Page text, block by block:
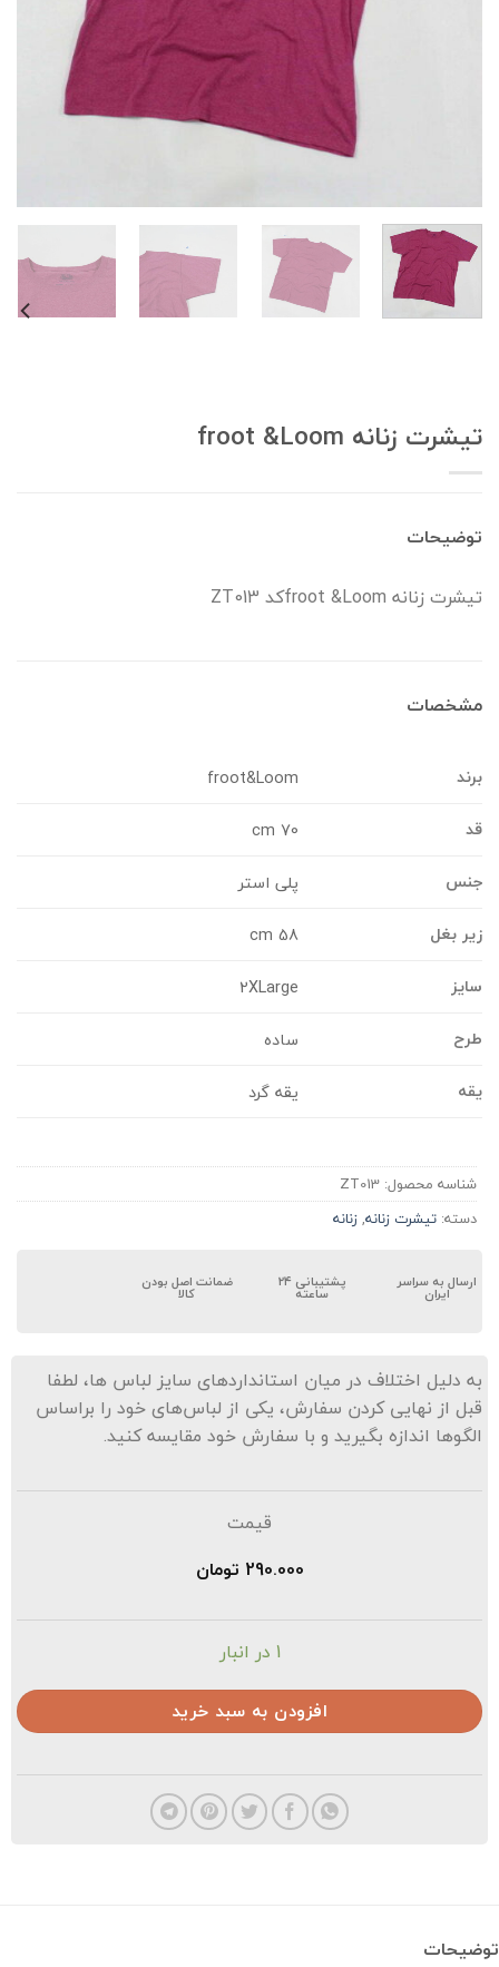
تیشرت زنانه froot &Loom
توضیحات
تیشرت زنانه froot &Loomکد ZT013
مشخصات
برند
froot&Loom
جنس
پلی استر
زیر بغل
58 cm
سایز
2XLarge
طرح
ساده
یقه
یقه گرد
شناسه محصول:ZT013
دسته:تیشرت زنانه,زنانه
ارسال به سراسر
ایران
پشتیبانی ۲۴
ساعته
ضمانت اصل بودن
به دلیل اختلاف در میان استانداردهای سایز لباس ها، لطفا
قبل از نهایی کردن سفارش، یکی از لباس‌های خود را براساس
الگوها اندازه بگیرید و با سفارش خود مقایسه کنید.
قیمت
290.000 تومان
افزودن به سبد خرید